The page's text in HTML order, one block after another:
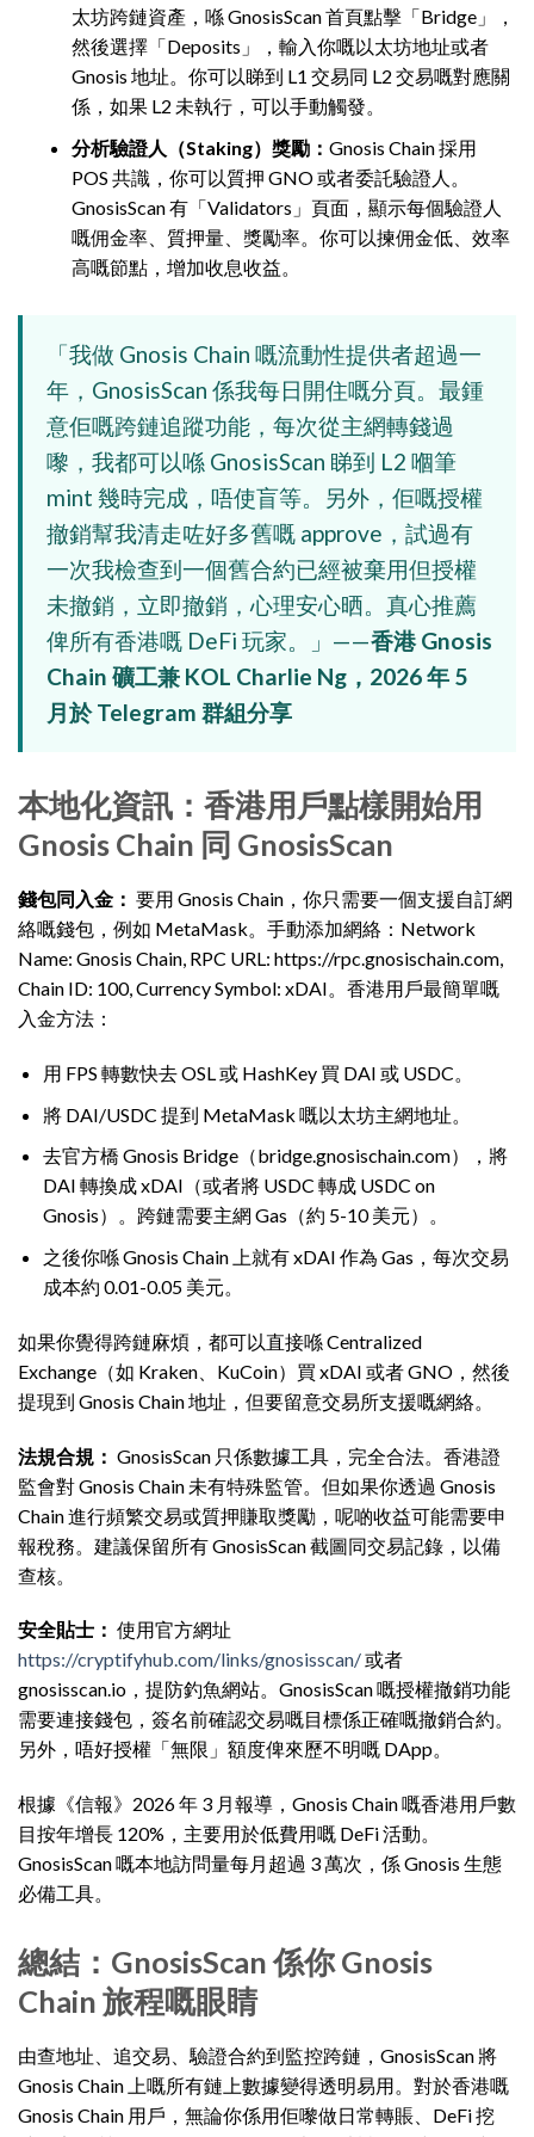
太坊跨鏈資產，喺 GnosisScan 首頁點擊「Bridge」，
然後選擇「Deposits」，輸入你嘅以太坊地址或者
Gnosis 地址。你可以睇到 L1 交易同 L2 交易嘅對應關
係，如果 L2 未執行，可以手動觸發。
分析驗證人（Staking）獎勵： Gnosis Chain 採用
POS 共識，你可以質押 GNO 或者委託驗證人。
GnosisScan 有「Validators」頁面，顯示每個驗證人
嘅佣金率、質押量、獎勵率。你可以揀佣金低、效率
高嘅節點，增加收息收益。
「我做 Gnosis Chain 嘅流動性提供者超過一
年，GnosisScan 係我每日開住嘅分頁。最鍾
意佢嘅跨鏈追蹤功能，每次從主網轉錢過
嚟，我都可以喺 GnosisScan 睇到 L2 嗰筆
mint 幾時完成，唔使盲等。另外，佢嘅授權
撤銷幫我清走咗好多舊嘅 approve，試過有
一次我檢查到一個舊合約已經被棄用但授權
未撤銷，立即撤銷，心理安心晒。真心推薦
俾所有香港嘅 DeFi 玩家。」——香港 Gnosis
Chain 礦工兼 KOL Charlie Ng，2026 年 5
月於 Telegram 群組分享
本地化資訊：香港用戶點樣開始用
Gnosis Chain 同 GnosisScan
錢包同入金： 要用 Gnosis Chain，你只需要一個支援自訂網
絡嘅錢包，例如 MetaMask。手動添加網絡：Network
Name: Gnosis Chain, RPC URL: https://rpc.gnosischain.com,
Chain ID: 100, Currency Symbol: xDAI。香港用戶最簡單嘅
入金方法：
用 FPS 轉數快去 OSL 或 HashKey 買 DAI 或 USDC。
將 DAI/USDC 提到 MetaMask 嘅以太坊主網地址。
去官方橋 Gnosis Bridge（bridge.gnosischain.com），將
DAI 轉換成 xDAI（或者將 USDC 轉成 USDC on
Gnosis）。跨鏈需要主網 Gas（約 5-10 美元）。
之後你喺 Gnosis Chain 上就有 xDAI 作為 Gas，每次交易
成本約 0.01-0.05 美元。
如果你覺得跨鏈麻煩，都可以直接喺 Centralized
Exchange（如 Kraken、KuCoin）買 xDAI 或者 GNO，然後
提現到 Gnosis Chain 地址，但要留意交易所支援嘅網絡。
法規合規： GnosisScan 只係數據工具，完全合法。香港證
監會對 Gnosis Chain 未有特殊監管。但如果你透過 Gnosis
Chain 進行頻繁交易或質押賺取獎勵，呢啲收益可能需要申
報稅務。建議保留所有 GnosisScan 截圖同交易記錄，以備
查核。
安全貼士： 使用官方網址
https://cryptifyhub.com/links/gnosisscan/或者
gnosisscan.io，提防釣魚網站。GnosisScan 嘅授權撤銷功能
需要連接錢包，簽名前確認交易嘅目標係正確嘅撤銷合約。
另外，唔好授權「無限」額度俾來歷不明嘅 DApp。
根據《信報》2026 年 3 月報導，Gnosis Chain 嘅香港用戶數
目按年增長 120%，主要用於低費用嘅 DeFi 活動。
GnosisScan 嘅本地訪問量每月超過 3 萬次，係 Gnosis 生態
必備工具。
總結：GnosisScan 係你 Gnosis
Chain 旅程嘅眼睛
由查地址、追交易、驗證合約到監控跨鏈，GnosisScan 將
Gnosis Chain 上嘅所有鏈上數據變得透明易用。對於香港嘅
Gnosis Chain 用戶，無論你係用佢嚟做日常轉賬、DeFi 挖